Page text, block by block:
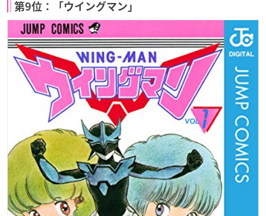
第9位：「ウイングマン」